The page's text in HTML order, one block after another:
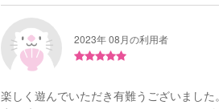
2023年 08月の利用者
楽しく遊んでいただき有難うございました。